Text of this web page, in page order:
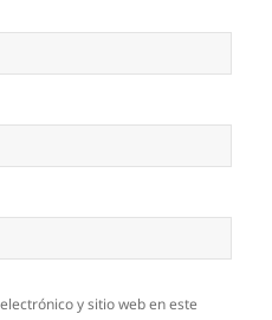
y sitio web en este